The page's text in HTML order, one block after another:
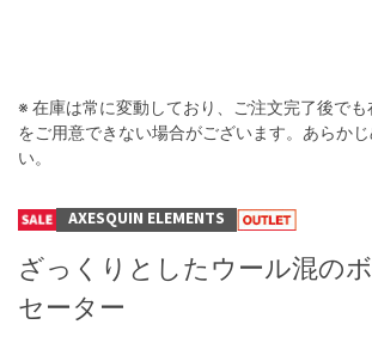
※ 在庫は常に変動しており、ご注文完了後で
をご用意できない場合がございます。あらか
い。
AXESQUIN ELEMENTS
ざっくりとしたウール混の
セーター